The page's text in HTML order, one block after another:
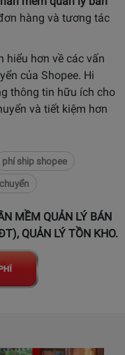
hàng và tương tác
hiểu hơn về các vấn
của Shopee. Hi
thông tin hữu ích cho
và tiết kiệm hơn
phí ship shopee
MỀM QUẢN LÝ BÁN
QUẢN LÝ TỒN KHO.